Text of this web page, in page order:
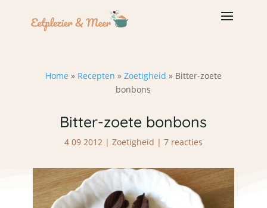
Home » Recepten » Zoetigheid » Bitter-zoete
bonbons
Bitter-zoete bonbons
4 09 2012| Zoetigheid | 7 reacties